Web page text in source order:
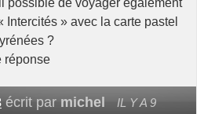
Intercités » avec la carte pastel
?
réponse
écrit par michel
IL Y A 9